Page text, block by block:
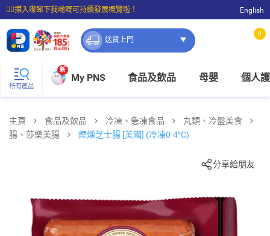
☝🏼㩒入嚟睇下我哋嘅可持續發展概覽啦！
⭐購物滿$399即享免費送貨；滿$100即可免費店取。
English
送貨上門
0
所有產品
新
My PNS 食品及飲品 母嬰 個人
主頁 食品及飲品 冷凍、急凍食品
丸類、冷盤美食
腸、莎樂美腸
煙燻芝士腸 [美國] (冷凍0-4°C)
分享給朋友